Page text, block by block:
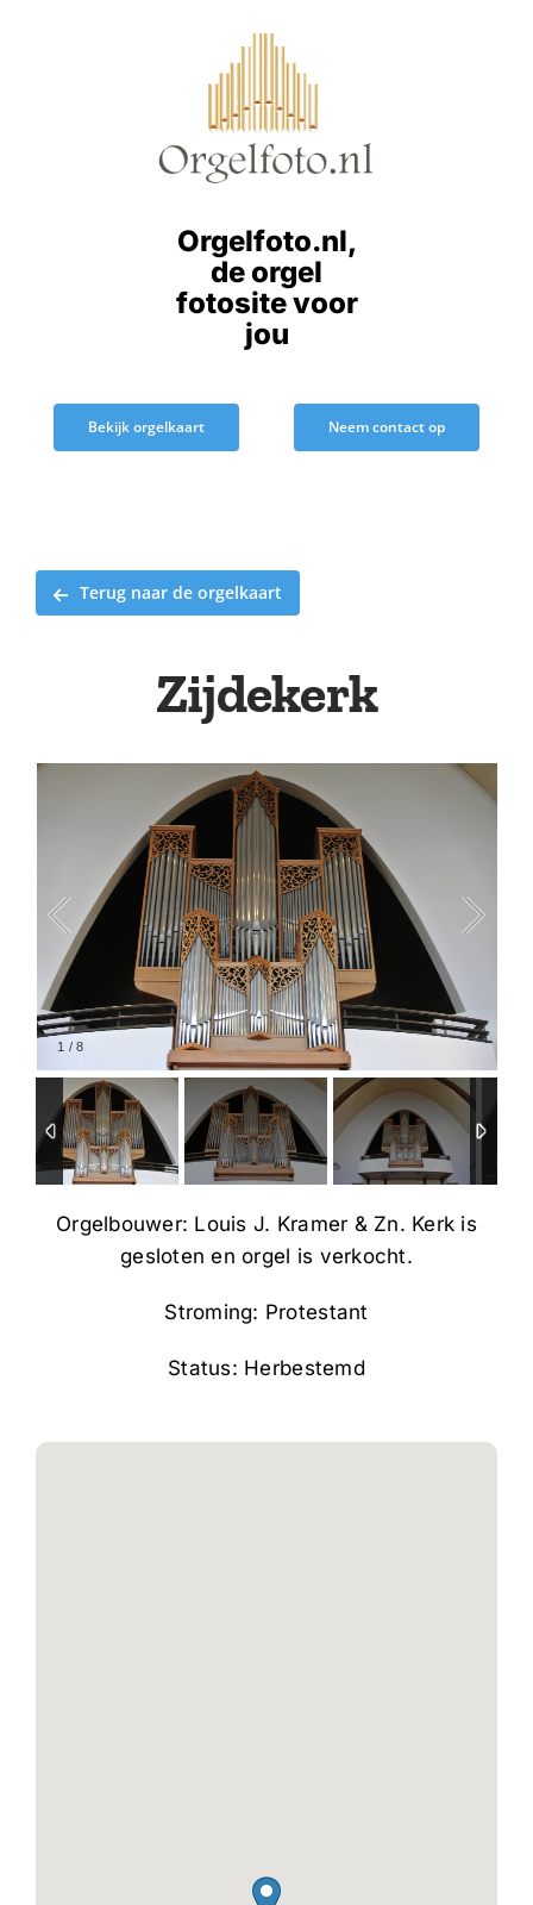
Orgelfoto.nl,
de orgel
fotosite voor
jou
Bekijk orgelkaart Neem contact op
Terug naar de orgelkaart
Zijdekerk
2 /8
Orgelbouwer: Louis J. Kramer & Zn. Kerk is
gesloten en orgel is verkocht.
Stroming: Protestant
Status: Herbestemd